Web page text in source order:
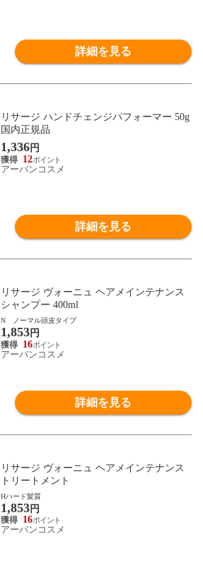
詳細を見る
リサージ ハンドチェンジパフォーマー 50g
国内正規品
1,336円
12
アーバンコスメ
詳細を見る
リサージ ヴォーニュ ヘアメインテナンス
シャンプー 400ml
N ノーマル頭皮タイプ
1,853円
16
アーバンコスメ
詳細を見る
リサージ ヴォーニュ ヘアメインテナンス
トリートメント
Hハード髪質
1,853円
16
アーバンコスメ